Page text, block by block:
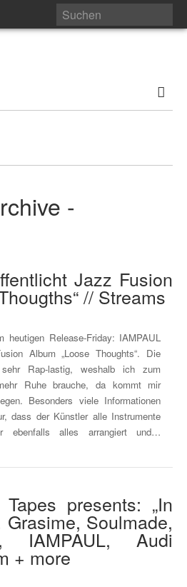
-
Jazz Fusion
// Streams
Release-Friday: IAMPAUL
Album „Loose Thoughts“. Die
Rap-lastig, weshalb ich zum
Ruhe brauche, da kommt mir
Besonders viele Informationen
dass der Künstler alle Instrumente
ebenfalls alles arrangiert und…
presents: „In
Soulmade,
IAMPAUL, Audi
+ more